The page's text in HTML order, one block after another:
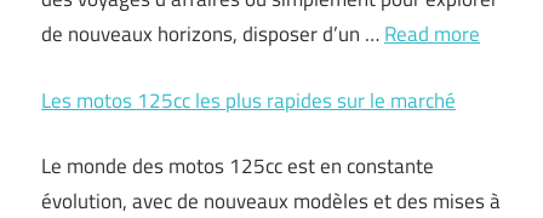
de nouveaux horizons, disposer d’un …Read more
Les motos 125cc les plus rapides sur le marché
Le monde des motos 125cc est en constante
évolution, avec de nouveaux modèles et des mises à